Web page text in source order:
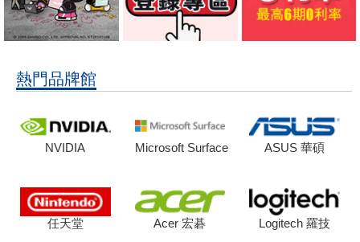
熱門品牌館
NVIDIA Microsoft Surface ASUS 華碩
任天堂 Acer 宏碁 Logitech 羅技